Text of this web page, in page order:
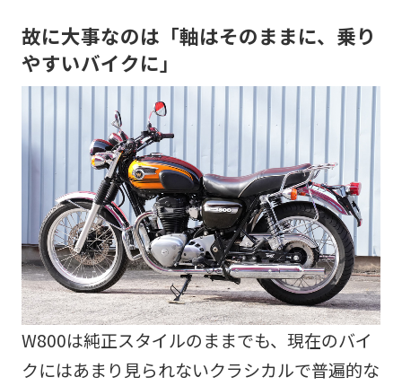
故に大事なのは「軸はそのままに、乗り
やすいバイクに」
W800は純正スタイルのままでも、現在のバイ
クにはあまり見られないクラシカルで普遍的な